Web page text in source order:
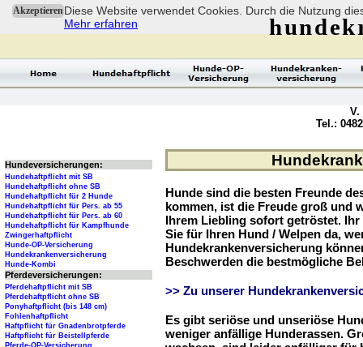
AkzeptierenDiese Website verwendet Cookies. Durch die Nutzung
Mehr erfahren
Hunde sind die besten Freunde
kommen, ist die Freude groß und
Ihrem Liebling sofort getröstet.
Sie für Ihren Hund / Welpen da,
Hundekrankenversicherung
Beschwerden die bestmögliche
>> Zu unserer
Es gibt seriöse und unseriöse
weniger anfällige Hunderassen.
Hundeversicherungen:
Hundehaftpflicht mit SB
Hundehaftpflicht ohne SB
Hundehaftpflicht für 2 Hunde
Hundehaftpflicht für Pers. ab 55
Hundehaftpflicht für Pers. ab 60
Hundehaftpflicht für Kampfhunde
Zwingerhaftpflicht
Hunde-OP-Versicherung
Hundekrankenversicherung
Hunde-Kombi
Pferdeversicherungen:
Pferdehaftpflicht mit SB
Pferdehaftpflicht ohne SB
Ponyhaftpflicht (bis 148 cm)
Fohlenhaftpflicht
Haftpflicht für Gnadenbrotpferde
Haftpflicht für Beistellpferde
V.
Tel.: